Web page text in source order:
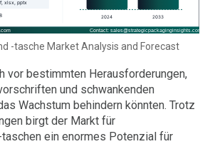
-tasche Market Analysis and Forecast
vor bestimmten Herausforderungen,
und schwankenden
Wachstum behindern könnten. Trotz
birgt der Markt für
ein enormes Potenzial für